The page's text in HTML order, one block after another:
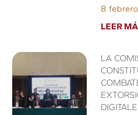
8
LEER
LA